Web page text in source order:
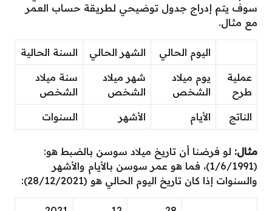
سوف يتم إدراج جدول توضيحي لطريقة حساب العمر
مع مثال.
اليوم الحالي الشهر الحالي السنة الحالية
عملية
طرح
يوم ميلاد
الشخص
شهر ميلاد
الشخص
سنة ميلاد
الشخص
الناتج الأيام الأشهر السنوات
مثال: لو فرضنا أن تاريخ ميلاد سوسن بالضبط هو:
(1/6/1991)، فما هو عمر سوسن بالأيام والأشهر
والسنوات إذا كان تاريخ اليوم الحالي هو (28/12/2021):